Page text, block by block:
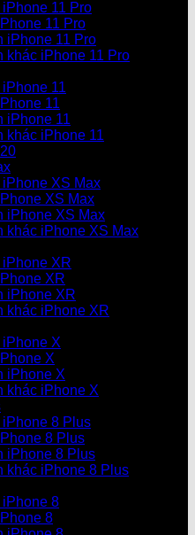
11 Pro
11 Pro
iPhone 11 Pro
khác iPhone 11 Pro
11
11
iPhone 11
khác iPhone 11
XS Max
XS Max
iPhone XS Max
khác iPhone XS Max
XR
XR
iPhone XR
khác iPhone XR
X
X
iPhone X
khác iPhone X
8 Plus
8 Plus
iPhone 8 Plus
khác iPhone 8 Plus
8
8